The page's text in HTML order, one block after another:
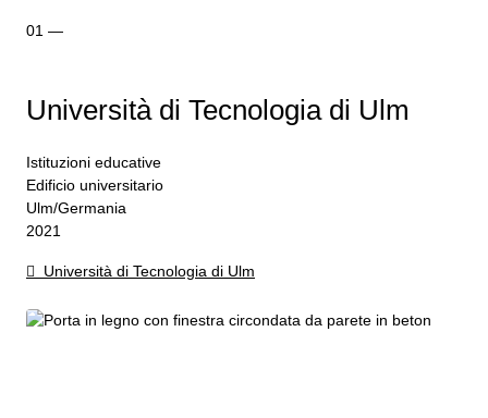
Università di Tecnologia di Ulm
Istituzioni educative
Edificio universitario
Ulm/Germania
2021
Università di Tecnologia di Ulm